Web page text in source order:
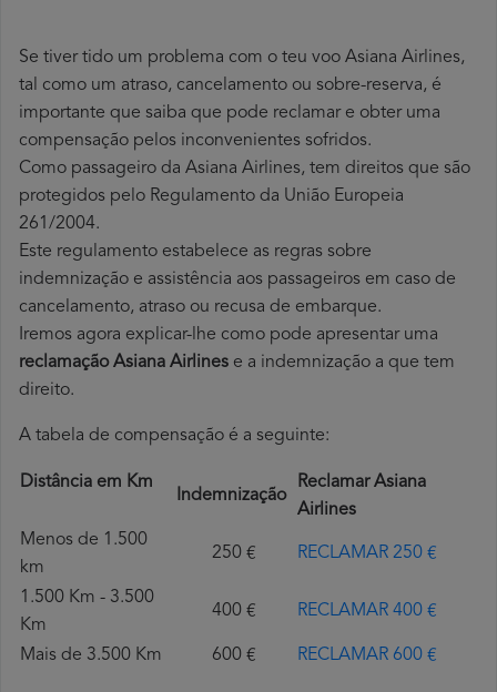
Se tiver tido um problema com o teu voo Asiana Airlines,
tal como um atraso, cancelamento ou sobre-reserva, é
importante que saiba que pode reclamar e obter uma
compensação pelos inconvenientes sofridos.
Como passageiro da Asiana Airlines, tem direitos que são
protegidos pelo Regulamento da União Europeia
261/2004.
Este regulamento estabelece as regras sobre
indemnização e assistência aos passageiros em caso de
cancelamento, atraso ou recusa de embarque.
Iremos agora explicar-lhe como pode apresentar uma
reclamação Asiana Airlines e a indemnização a que tem
direito.
A tabela de compensação é a seguinte:
Distância em Km
Indemnização
Reclamar Asiana
Airlines
Menos de 1.500
km
250 € RECLAMAR 250 €
1.500 Km - 3.500
Km
400 € RECLAMAR 400 €
Mais de 3.500 Km 600 € RECLAMAR 600 €